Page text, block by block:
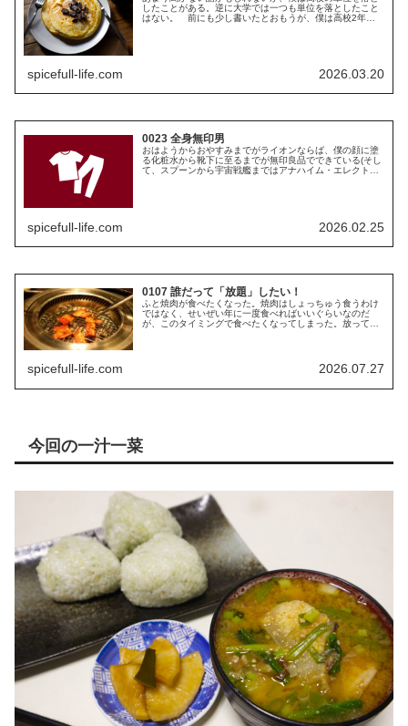
したことがある。逆に大学では一つも単位を落としたこと
はない。 前にも少し書いたとおもうが、僕は高校2年生
spicefull-life.com 2026.03.20
0023 全身無印男
おはようからおやすみまでがライオンならば、僕の顔に塗
る化粧水から靴下に至るまでが無印良品でできている(そし
て、スプーンから宇宙戦艦まではアナハイム・エレクトロ
spicefull-life.com 2026.02.25
0107 誰だって「放題」したい！
ふと焼肉が食べたくなった。焼肉はしょっちゅう食うわけ
ではなく、せいぜい年に一度食べればいいぐらいなのだ
が、このタイミングで食べたくなってしまった。放ってお
spicefull-life.com 2026.07.27
今回の一汁一菜